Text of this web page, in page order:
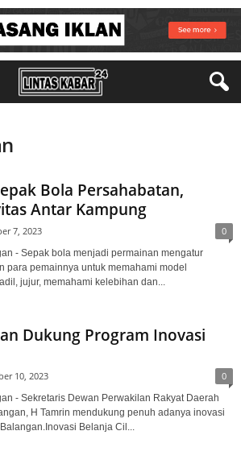
Bola Persahabatan,
Antar Kampung
7, 2023 0
- Sepak bola menjadi permainan mengatur
para pemainnya untuk memahami model
jujur, memahami kelebihan dan...
Dukung Program Inovasi
10, 2023 0
- Sekretaris Dewan Perwakilan Rakyat Daerah
H Tamrin mendukung penuh adanya inovasi
Belanja Cil...